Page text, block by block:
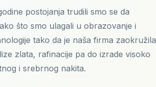
postojanja trudili smo se da
što smo ulagali u obrazovanje i
tako da je naša firma zaokružila
zlata, rafinacije pa do izrade visoko
i srebrnog nakita.